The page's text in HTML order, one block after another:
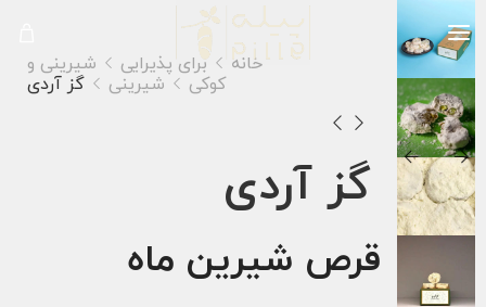
خانه برای پذیرایی
شیرینی و
کوکی
شیرینی گز آردی
گز آردی
قرص شیرین ماه